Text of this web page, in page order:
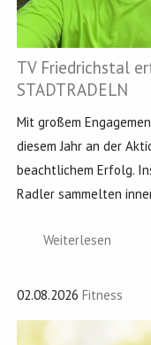
TV Friedrichstal
STADTRADELN
Mit großem
diesem Jahr an der
beachtlichem Erfolg.
Radler sammelten
Weiterlesen
02.08.2026 Fitness